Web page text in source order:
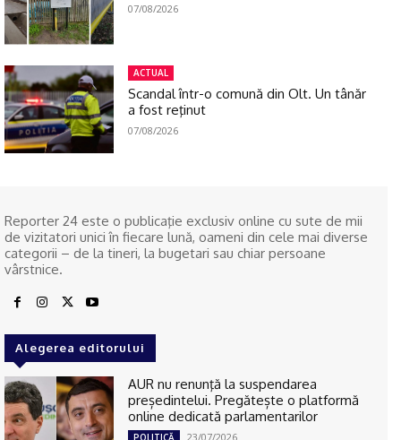
07/08/2026
ACTUAL
Scandal într-o comună din Olt. Un tânăr
a fost reţinut
07/08/2026
Reporter 24 este o publicaţie exclusiv online cu sute de mii
de vizitatori unici în fiecare lună, oameni din cele mai diverse
categorii – de la tineri, la bugetari sau chiar persoane
vârstnice.
Alegerea editorului
AUR nu renunţă la suspendarea
președintelui. Pregătește o platformă
online dedicată parlamentarilor
POLITICĂ 23/07/2026